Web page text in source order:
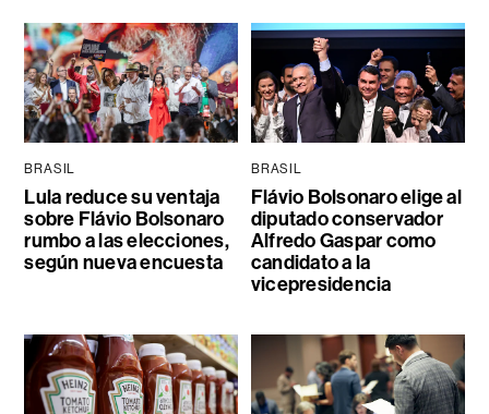
BRASIL
Lula reduce su ventaja
sobre Flávio Bolsonaro
rumbo a las elecciones,
según nueva encuesta
BRASIL
Flávio Bolsonaro elige al
diputado conservador
Alfredo Gaspar como
candidato a la
vicepresidencia